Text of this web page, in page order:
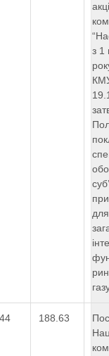
з 1
188.63